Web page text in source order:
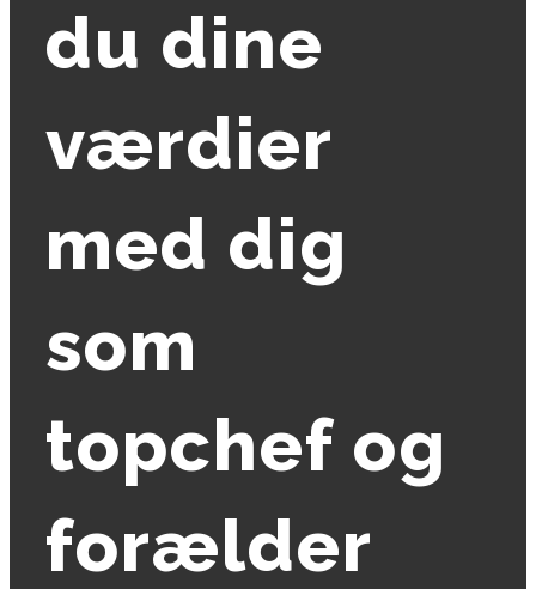
du dine
værdier
med dig
som
topchef og
forælder